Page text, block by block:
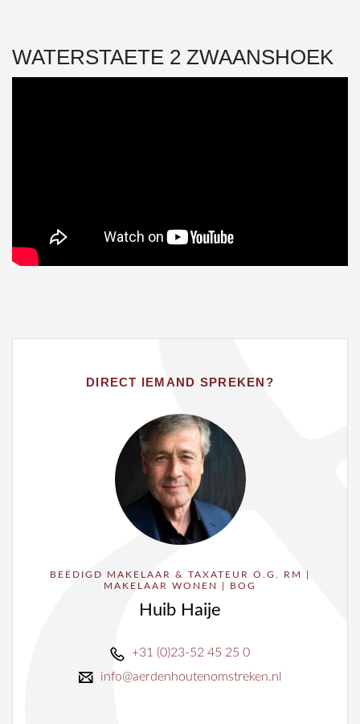
WATERSTAETE 2 ZWAANSHOEK
DIRECT IEMAND SPREKEN?
BEËDIGD MAKELAAR & TAXATEUR O.G. RM |
MAKELAAR WONEN | BOG
Huib Haije
+31 (0)23-52 45 25 0
info@aerdenhoutenomstreken.nl